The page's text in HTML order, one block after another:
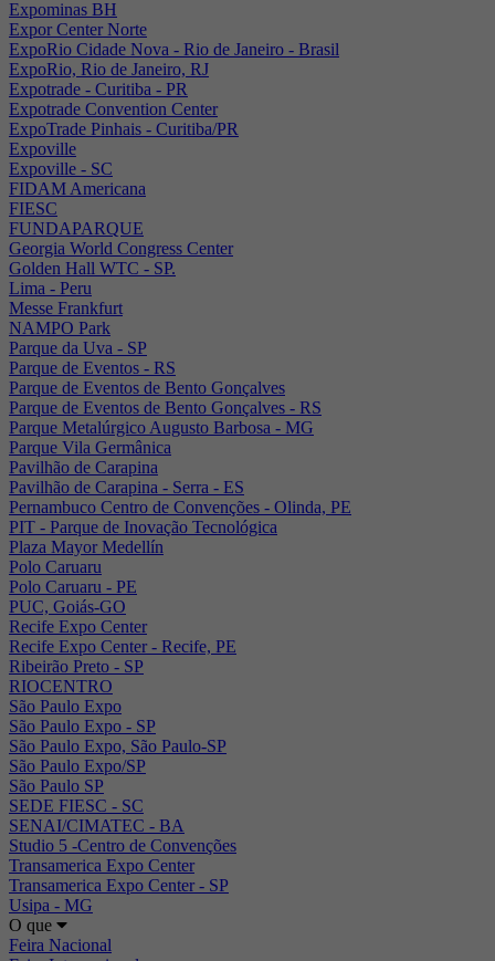
Expominas BH
Expor Center Norte
ExpoRio Cidade Nova - Rio de Janeiro - Brasil
ExpoRio, Rio de Janeiro, RJ
Expotrade - Curitiba - PR
Expotrade Convention Center
ExpoTrade Pinhais - Curitiba/PR
Expoville
Expoville - SC
FIDAM Americana
FIESC
FUNDAPARQUE
Georgia World Congress Center
Golden Hall WTC - SP.
Lima - Peru
Messe Frankfurt
NAMPO Park
Parque da Uva - SP
Parque de Eventos - RS
Parque de Eventos de Bento Gonçalves
Parque de Eventos de Bento Gonçalves - RS
Parque Metalúrgico Augusto Barbosa - MG
Parque Vila Germânica
Pavilhão de Carapina
Pavilhão de Carapina - Serra - ES
Pernambuco Centro de Convenções - Olinda, PE
PIT - Parque de Inovação Tecnológica
Plaza Mayor Medellín
Polo Caruaru
Polo Caruaru - PE
PUC, Goiás-GO
Recife Expo Center
Recife Expo Center - Recife, PE
Ribeirão Preto - SP
RIOCENTRO
São Paulo Expo
São Paulo Expo - SP
São Paulo Expo, São Paulo-SP
São Paulo Expo/SP
São Paulo SP
SEDE FIESC - SC
SENAI/CIMATEC - BA
Studio 5 -Centro de Convenções
Transamerica Expo Center
Transamerica Expo Center - SP
Usipa - MG
O que
Feira Nacional